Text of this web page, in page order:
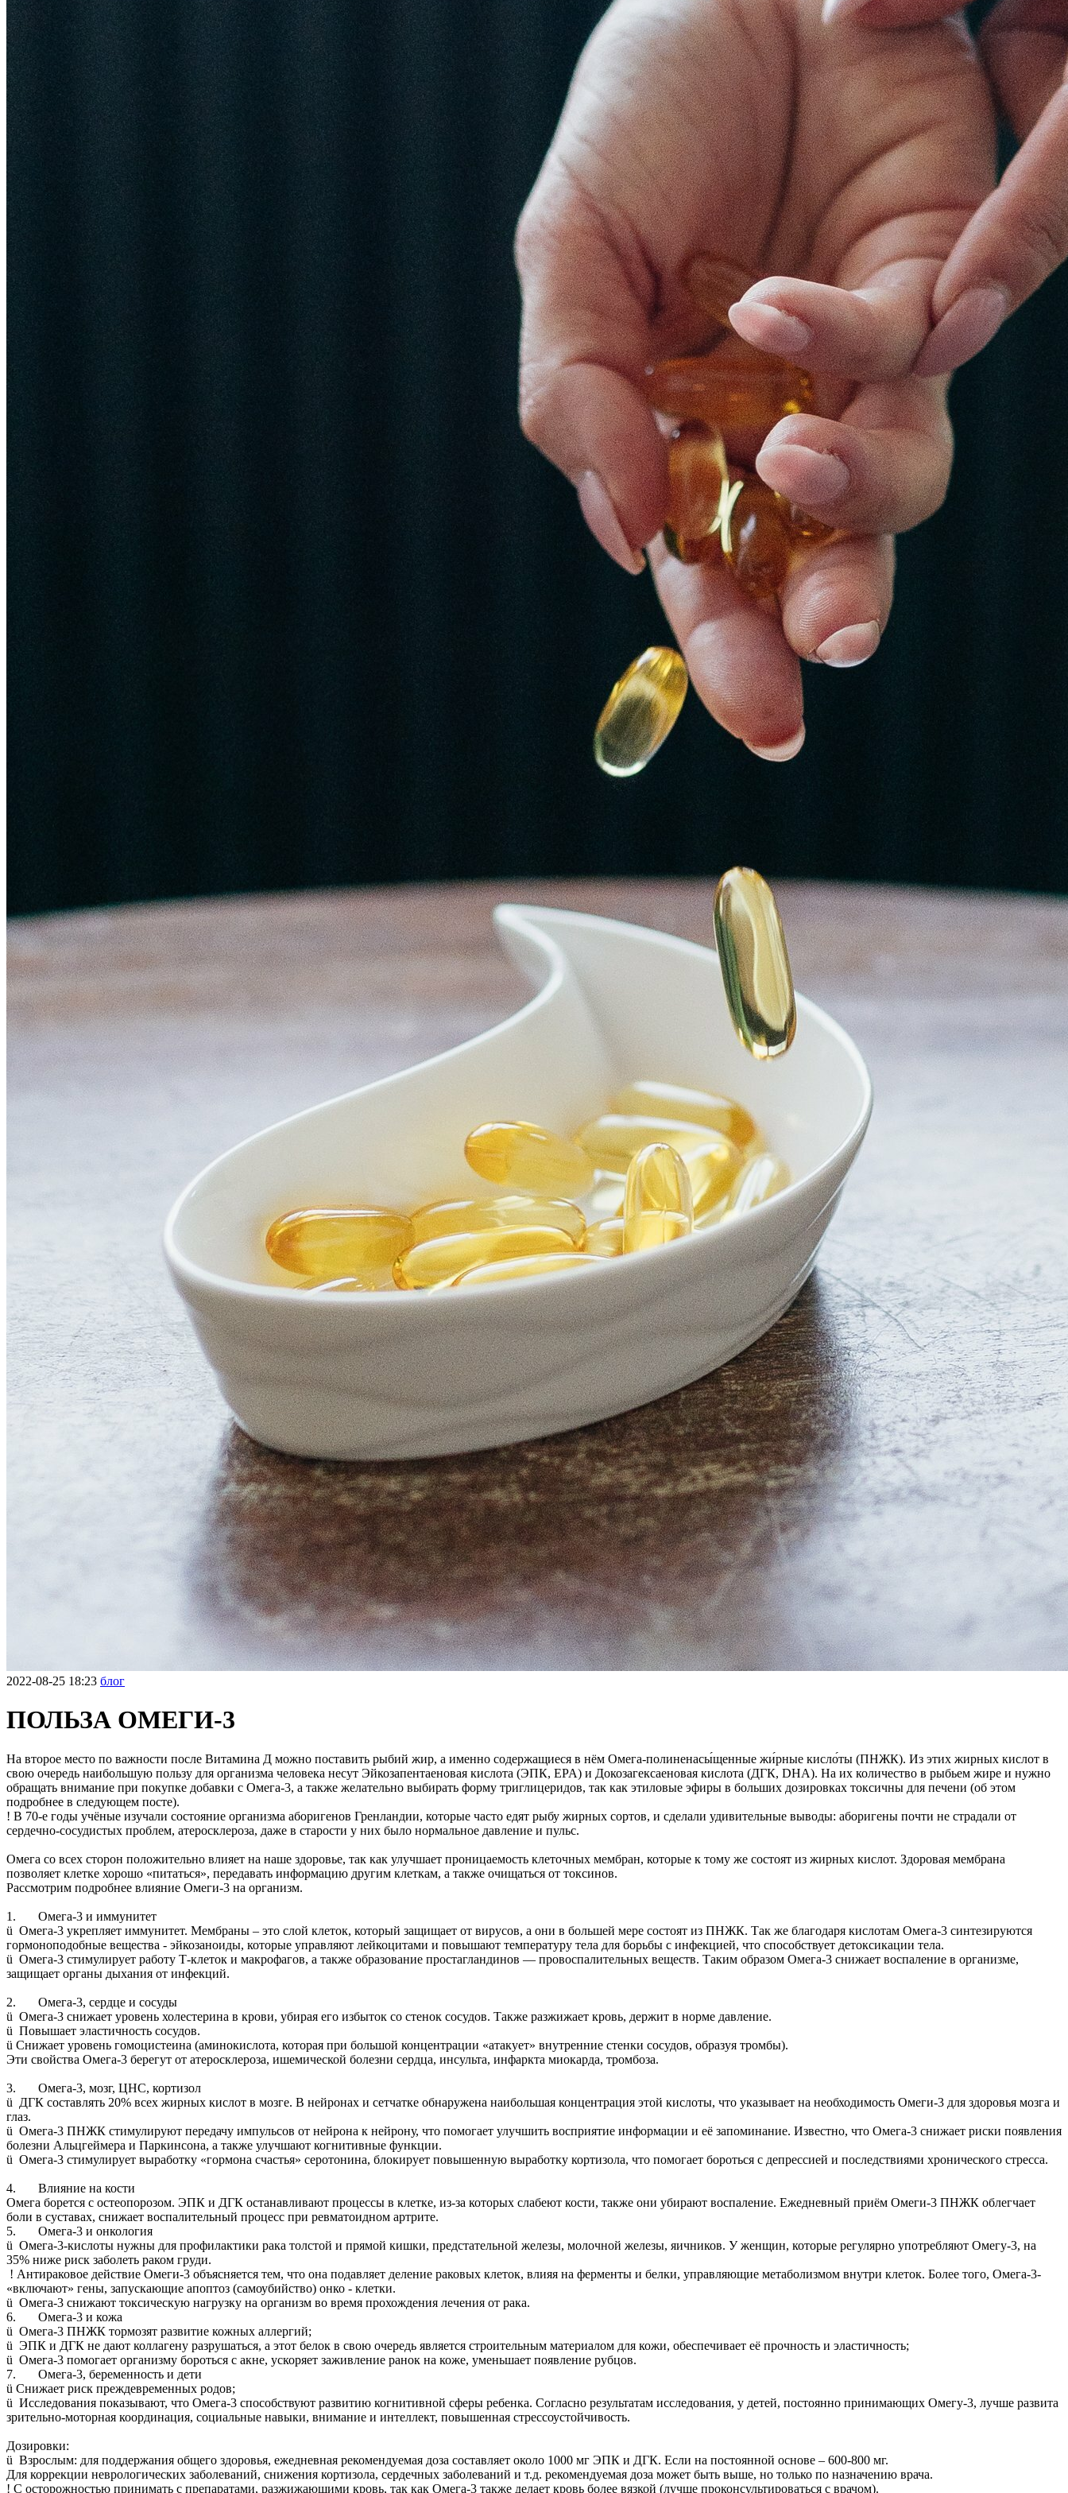
2022-08-25 18:23 блог
ПОЛЬЗА ОМЕГИ-3
На второе место по важности после Витамина Д можно поставить рыбий жир, а именно содержащиеся в нём Омега-полиненасы́щенные жи́рные кисло́ты (ПНЖК). Из этих жирных кислот в
свою очередь наибольшую пользу для организма человека несут Эйкозапентаеновая кислота (ЭПК, EPA) и Докозагексаеновая кислота (ДГК, DHA). На их количество в рыбьем жире и нужно
обращать внимание при покупке добавки с Омега-3, а также желательно выбирать форму триглицеридов, так как этиловые эфиры в больших дозировках токсичны для печени (об этом
подробнее в следующем посте).
! В 70-е годы учёные изучали состояние организма аборигенов Гренландии, которые часто едят рыбу жирных сортов, и сделали удивительные выводы: аборигены почти не страдали от
сердечно-сосудистых проблем, атеросклероза, даже в старости у них было нормальное давление и пульс.
Омега со всех сторон положительно влияет на наше здоровье, так как улучшает проницаемость клеточных мембран, которые к тому же состоят из жирных кислот. Здоровая мембрана
позволяет клетке хорошо «питаться», передавать информацию другим клеткам, а также очищаться от токсинов.
Рассмотрим подробнее влияние Омеги-3 на организм.
1. Омега-3 и иммунитет
ü Омега-3 укрепляет иммунитет. Мембраны – это слой клеток, который защищает от вирусов, а они в большей мере состоят из ПНЖК. Так же благодаря кислотам Омега-3 синтезируются
гормоноподобные вещества - эйкозаноиды, которые управляют лейкоцитами и повышают температуру тела для борьбы с инфекцией, что способствует детоксикации тела.
ü Омега-3 стимулирует работу Т-клеток и макрофагов, а также образование простагландинов — провоспалительных веществ. Таким образом Омега-3 снижает воспаление в организме,
защищает органы дыхания от инфекций.
2. Омега-3, сердце и сосуды
ü Омега-3 снижает уровень холестерина в крови, убирая его избыток со стенок сосудов. Также разжижает кровь, держит в норме давление.
ü Повышает эластичность сосудов.
ü Снижает уровень гомоцистеина (аминокислота, которая при большой концентрации «атакует» внутренние стенки сосудов, образуя тромбы).
Эти свойства Омега-3 берегут от атеросклероза, ишемической болезни сердца, инсульта, инфаркта миокарда, тромбоза.
3. Омега-3, мозг, ЦНС, кортизол
ü ДГК составлять 20% всех жирных кислот в мозге. В нейронах и сетчатке обнаружена наибольшая концентрация этой кислоты, что указывает на необходимость Омеги-3 для здоровья мозга и
глаз.
ü Омега-3 ПНЖК стимулируют передачу импульсов от нейрона к нейрону, что помогает улучшить восприятие информации и её запоминание.️ Известно, что Омега-3 снижает риски появления
болезни Альцгеймера и Паркинсона, а также улучшают когнитивные функции.
ü Омега-3 стимулирует выработку «гормона счастья» серотонина, блокирует повышенную выработку кортизола, что помогает бороться с депрессией и последствиями хронического стресса.
4. Влияние на кости
Омега борется с остеопорозом. ЭПК и ДГК останавливают процессы в клетке, из-за которых слабеют кости, также они убирают воспаление. Ежедневный приём Омеги-3 ПНЖК облегчает
боли в суставах, снижает воспалительный процесс при ревматоидном артрите.
5. Омега-3 и онкология
ü Омега-3-кислоты нужны для профилактики рака толстой и прямой кишки, предстательной железы, молочной железы, яичников. У женщин, которые регулярно употребляют Омегу-3, на
35% ниже риск заболеть раком груди.
! Антираковое действие Омеги-3 объясняется тем, что она подавляет деление раковых клеток, влияя на ферменты и белки, управляющие метаболизмом внутри клеток. Более того, Омега-3-
«включают» гены, запускающие апоптоз (самоубийство) онко - клетки.
ü Омега-3 снижают токсическую нагрузку на организм во время прохождения лечения от рака.
6. Омега-3 и кожа
ü Омега-3 ПНЖК тормозят развитие кожных аллергий;
ü ЭПК и ДГК не дают коллагену разрушаться, а этот белок в свою очередь является строительным материалом для кожи, обеспечивает её прочность и эластичность;
ü Омега-3 помогает организму бороться с акне, ускоряет заживление ранок на коже, уменьшает появление рубцов.
7. Омега-3, беременность и дети
ü Снижает риск преждевременных родов;
ü Исследования показывают, что Омега-3 способствуют развитию когнитивной сферы ребенка. Согласно результатам исследования, у детей, постоянно принимающих Омегу-3, лучше развита
зрительно-моторная координация, социальные навыки, внимание и интеллект, повышенная стрессоустойчивость.
Дозировки:
ü Взрослым: для поддержания общего здоровья, ежедневная рекомендуемая доза составляет около 1000 мг ЭПК и ДГК. Если на постоянной основе – 600-800 мг.
️Для коррекции неврологических заболеваний, снижения кортизола, сердечных заболеваний и т.д. рекомендуемая доза может быть выше, но только по назначению врача.
! С осторожностью принимать с препаратами, разжижающими кровь, так как Омега-3 также делает кровь более вязкой (лучше проконсультироваться с врачом).